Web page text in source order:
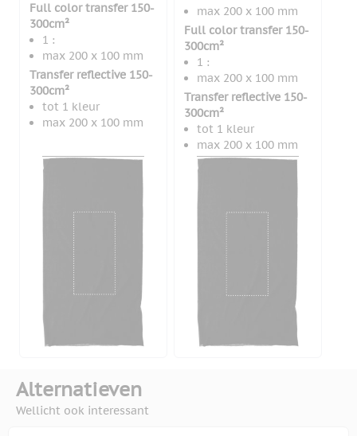
Full color transfer 150-
300cm²
1 :
max 200 x 100 mm
Transfer reflective 150-
300cm²
tot 1 kleur
max 200 x 100 mm
max 200 x 100 mm
Full color transfer 150-
300cm²
1 :
max 200 x 100 mm
Transfer reflective 150-
300cm²
tot 1 kleur
max 200 x 100 mm
Alternatieven
Wellicht ook interessant